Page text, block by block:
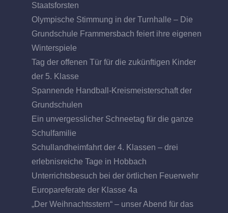
Staatsforsten
Olympische Stimmung in der Turnhalle – Die
Grundschule Frammersbach feiert ihre eigenen
Winterspiele
Tag der offenen Tür für die zukünftigen Kinder
der 5. Klasse
Spannende Handball-Kreismeisterschaft der
Grundschulen
Ein unvergesslicher Schneetag für die ganze
Schulfamilie
Schullandheimfahrt der 4. Klassen – drei
erlebnisreiche Tage in Hobbach
Unterrichtsbesuch bei der örtlichen Feuerwehr
Europareferate der Klasse 4a
„Der Weihnachtsstern“ – unser Abend für das